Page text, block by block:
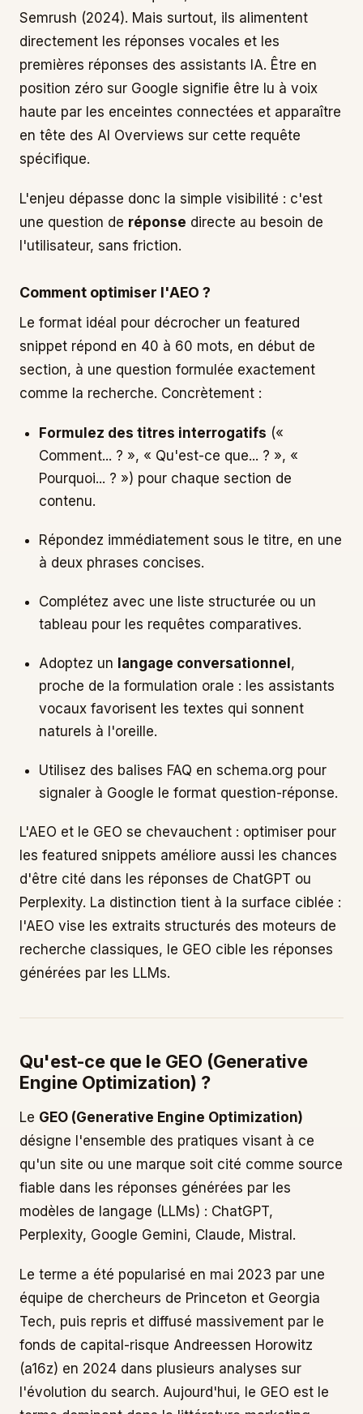
Semrush (2024). Mais surtout, ils alimentent
directement les réponses vocales et les
premières réponses des assistants IA. Être en
position zéro sur Google signifie être lu à voix
haute par les enceintes connectées et apparaître
en tête des AI Overviews sur cette requête
spécifique.
L'enjeu dépasse donc la simple visibilité : c'est
une question de réponse directe au besoin de
l'utilisateur, sans friction.
Comment optimiser l'AEO ?
Le format idéal pour décrocher un featured
snippet répond en 40 à 60 mots, en début de
section, à une question formulée exactement
comme la recherche. Concrètement :
Formulez des titres interrogatifs («
Comment... ? », « Qu'est-ce que... ? », «
Pourquoi... ? ») pour chaque section de
contenu.
Répondez immédiatement sous le titre, en une
à deux phrases concises.
Complétez avec une liste structurée ou un
tableau pour les requêtes comparatives.
Adoptez un langage conversationnel ,
proche de la formulation orale : les assistants
vocaux favorisent les textes qui sonnent
naturels à l'oreille.
Utilisez des balises FAQ en schema.org pour
signaler à Google le format question-réponse.
L'AEO et le GEO se chevauchent : optimiser pour
les featured snippets améliore aussi les chances
d'être cité dans les réponses de ChatGPT ou
Perplexity. La distinction tient à la surface ciblée :
l'AEO vise les extraits structurés des moteurs de
recherche classiques, le GEO cible les réponses
générées par les LLMs.
Qu'est-ce que le GEO (Generative
Engine Optimization) ?
Le GEO (Generative Engine Optimization)
désigne l'ensemble des pratiques visant à ce
qu'un site ou une marque soit cité comme source
fiable dans les réponses générées par les
modèles de langage (LLMs) : ChatGPT,
Perplexity, Google Gemini, Claude, Mistral.
Le terme a été popularisé en mai 2023 par une
équipe de chercheurs de Princeton et Georgia
Tech, puis repris et diffusé massivement par le
fonds de capital-risque Andreessen Horowitz
(a16z) en 2024 dans plusieurs analyses sur
l'évolution du search. Aujourd'hui, le GEO est le